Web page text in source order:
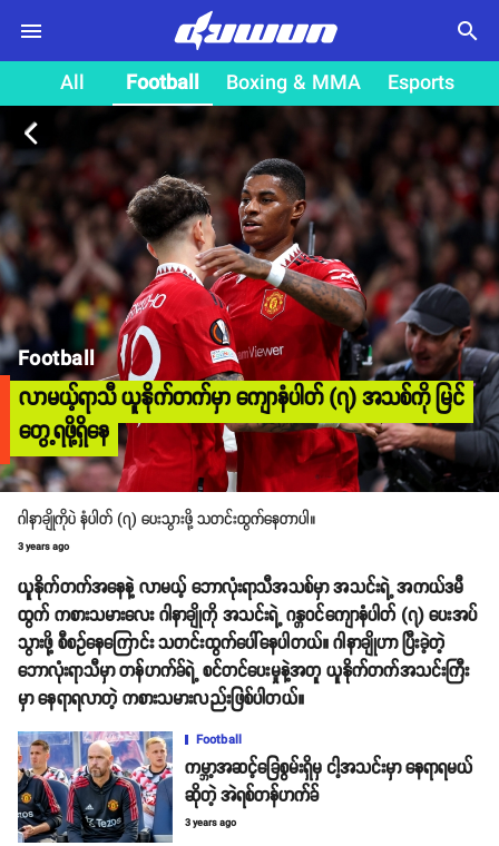
search
All Football Boxing & MMA Esports
arrow_back_ios
Football
လာမယ့်ရာသီ ယူနိုက်တက်မှာ ကျောနံပါတ် (၇) အသစ်ကို မြင်
တွေ့ရဖို့ရှိနေ
ဂါနာချိုကိုပဲ နံပါတ် (၇) ပေးသွားဖို့ သတင်းထွက်နေတာပါ။
3 years ago
ယူနိုက်တက်အနေနဲ့ လာမယ့် ‌ဘောလုံးရာသီအသစ်မှာ အသင်းရဲ့ အကယ်ဒမီ
ထွက် ကစားသမားလေး ဂါနာချိုကို အသင်းရဲ့ ဂန္တဝင်ကျောနံပါတ် (၇) ပေးအပ်
သွားဖို့ စီစဥ်နေကြောင်း သတင်းထွက်ပေါ်နေပါတယ်။ ဂါနာချိုဟာ ပြီးခဲ့တဲ့
ဘောလုံးရာသီမှာ တန်ဟက်ခ်ရဲ့ စင်တင်ပေးမှုနဲ့အတူ ယူနိုက်တက်အသင်းကြီး
မှာ နေရာရလာတဲ့ ကစားသမားလည်းဖြစ်ပါတယ်။
Football
ကမ္ဘာ့အဆင့်ခြေစွမ်းရှိမှ ငါ့အသင်းမှာ နေရာရမယ်
ဆိုတဲ့ အဲရစ်တန်ဟက်ခ်
3 years ago